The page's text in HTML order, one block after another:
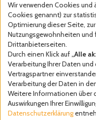
Wir verwenden Cookies
Cookies genannt) zur
Optimierung dieser Seite,
Nutzungsgewohnheiten und
Drittanbieterseiten.
Durch einen Klick auf „Alle
Verarbeitung Ihrer Daten
Vertragspartner
Verarbeitung der Daten in
Weitere Informationen über
Auswirkungen Ihrer
Datenschutzerklärung